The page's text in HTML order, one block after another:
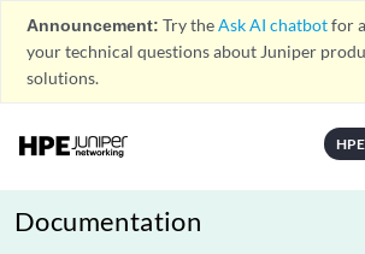
Announcement: Try theAsk AI chatbotfor
your technical questions about Juniper
solutions.
Documentation